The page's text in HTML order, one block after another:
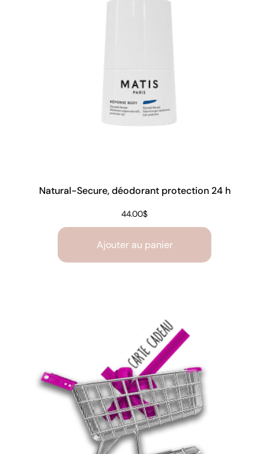
Natural-Secure, déodorant protection 24 h
44.00$
Ajouter au panier